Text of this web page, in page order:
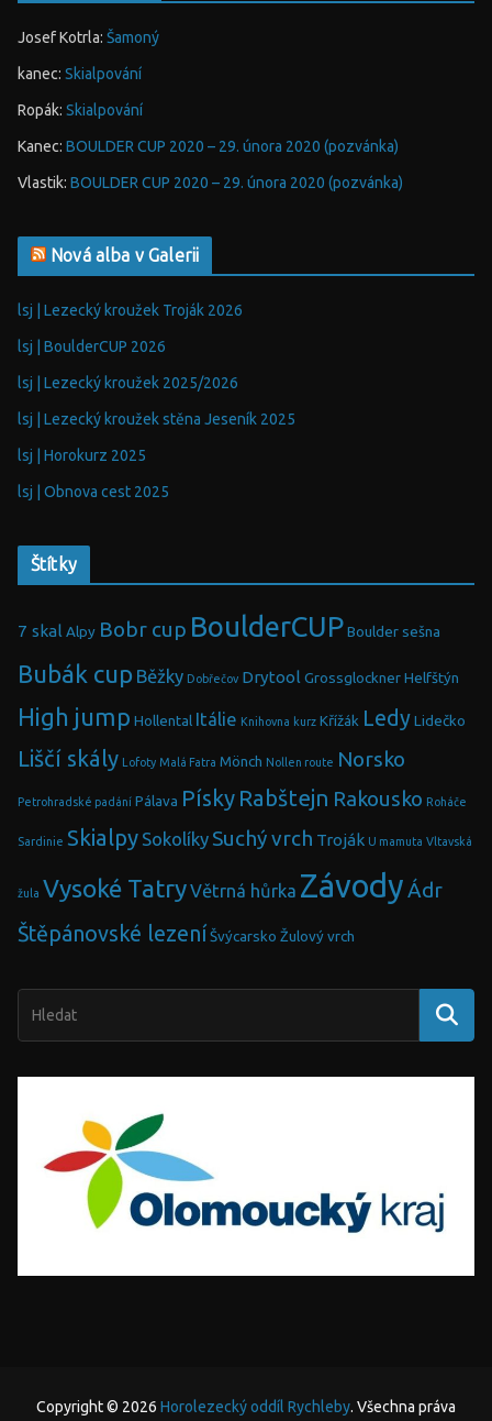
Josef Kotrla: Šamoný
kanec: Skialpování
Ropák: Skialpování
Kanec: BOULDER CUP 2020 – 29. února 2020 (pozvánka)
Vlastik: BOULDER CUP 2020 – 29. února 2020 (pozvánka)
Nová alba v Galerii
lsj | Lezecký kroužek Troják 2026
lsj | BoulderCUP 2026
lsj | Lezecký kroužek 2025/2026
lsj | Lezecký kroužek stěna Jeseník 2025
lsj | Horokurz 2025
lsj | Obnova cest 2025
Štítky
7 skal Alpy Bobr cup BoulderCUP Boulder sešna
Bubák cup Běžky Dobřečov Drytool Grossglockner Helfštýn
High jump Hollental Itálie Knihovna kurz Křížák Ledy Lidečko
Liščí skály Lofoty Malá Fatra Mönch Nollen route Norsko
Petrohradské padání Pálava Písky Rabštejn Rakousko Roháče
Sardinie Skialpy Sokolíky Suchý vrch Troják U mamuta Vltavská
žula Vysoké TatryVětrná hůrka ZávodyÁdr
Štěpánovské lezení Švýcarsko Žulový vrch
Copyright © 2026 Horolezecký oddíl Rychleby. Všechna práva